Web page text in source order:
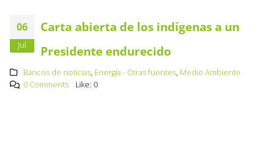
06
Jul
Carta abierta de los indígenas a un
Presidente endurecido
Bancos de noticias, Energía - Otras fuentes, Medio Ambiente
0 Comments
Like: 0